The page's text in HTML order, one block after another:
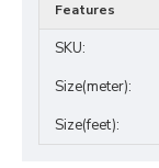
Features
SKU:
Size(meter):
Size(feet):